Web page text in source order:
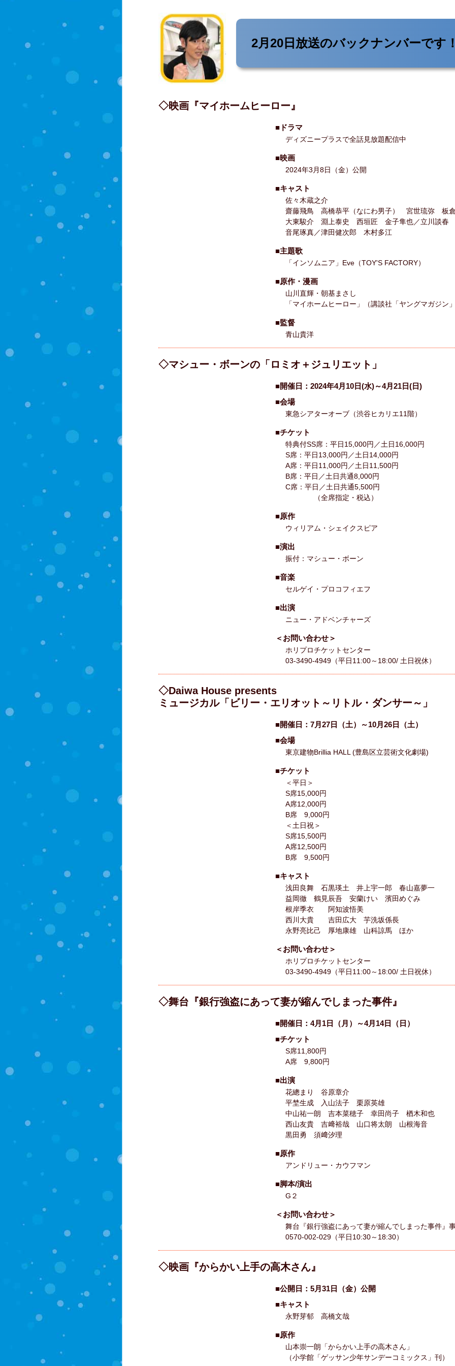
2月20日放送のバックナンバーです
◇映画『マイホームヒーロー』
■ドラマ
ディズニープラスで全話見放題配信中
■映画
2024年3月8日（金）公開
■キャスト
佐々木蔵之介
齋藤飛鳥 高橋恭平（なにわ男子） 宮世琉弥 板倉
大東駿介 淵上泰史 西垣匠 金子隼也／立川談春
音尾琢真／津田健次郎 木村多江
■主題歌
「インソムニア」Eve（TOY'S FACTORY）
■原作・漫画
山川直輝・朝基まさし
「マイホームヒーロー」（講談社「ヤングマガジン
■監督
青山貴洋
◇マシュー・ボーンの「ロミオ＋ジュリエット」
■開催日：2024年4月10日(水)～4月21日(日)
■会場
東急シアターオーブ（渋谷ヒカリエ11階）
■チケット
特典付SS席：平日15,000円／土日16,000円
S席：平日13,000円／土日14,000円
A席：平日11,000円／土日11,500円
B席：平日／土日共通8,000円
C席：平日／土日共通5,500円
（全席指定・税込）
■原作
ウィリアム・シェイクスピア
■演出
振付：マシュー・ボーン
■音楽
セルゲイ・プロコフィエフ
■出演
ニュー・アドベンチャーズ
＜お問い合わせ＞
ホリプロチケットセンター
03-3490-4949（平日11:00～18:00/ 土日祝休）
◇Daiwa House presents
ミュージカル「ビリー・エリオット～リトル・ダンサー～」
■開催日：7月27日（土）～10月26日（土）
■会場
東京建物Brillia HALL (豊島区立芸術文化劇場)
■チケット
＜平日＞
S席15,000円
A席12,000円
B席 9,000円
＜土日祝＞
S席15,500円
A席12,500円
B席 9,500円
■キャスト
浅田良舞 石黒瑛土 井上宇一郎 春山嘉夢一
益岡徹 鶴見辰吾 安蘭けい 濱田めぐみ
根岸季衣 阿知波悟美
西川大貴 吉田広大 芋洗坂係長
永野亮比己 厚地康雄 山科諒馬 ほか
＜お問い合わせ＞
ホリプロチケットセンター
03-3490-4949（平日11:00～18:00/ 土日祝休）
◇舞台『銀行強盗にあって妻が縮んでしまった事件』
■開催日：4月1日（月）～4月14日（日）
■チケット
S席11,800円
A席 9,800円
■出演
花總まり 谷原章介
平埜生成 入山法子 栗原英雄
中山祐一朗 吉本菜穂子 幸田尚子 楢木和也
西山友貴 吉﨑裕哉 山口将太朗 山根海音
黒田勇 須﨑汐理
■原作
アンドリュー・カウフマン
■脚本/演出
G２
＜お問い合わせ＞
舞台『銀行強盗にあって妻が縮んでしまった事件』
0570-002-029（平日10:30～18:30）
◇映画『からかい上手の高木さん』
■公開日：5月31日（金）公開
■キャスト
永野芽郁 高橋文哉
■原作
山本崇一朗「からかい上手の高木さん」
（小学館「ゲッサン少年サンデーコミックス」刊）